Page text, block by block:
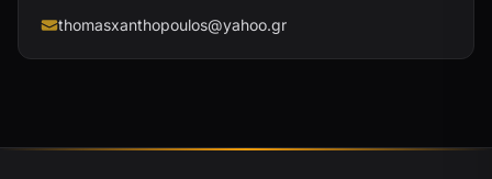
thomasxanthopoulos@yahoo.gr